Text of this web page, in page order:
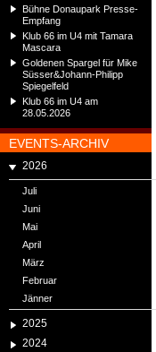
Bühne Donaupark Presse-
Empfang
Klub 66 im U4 mit Tamara
Mascara
Goldenen Spargel für Mike
Süsser&Johann-Philipp
Spiegelfeld
Klub 66 im U4 am
28.05.2026
EVENTS-ARCHIV
2026
Juli
Juni
Mai
April
März
Februar
Jänner
2025
2024